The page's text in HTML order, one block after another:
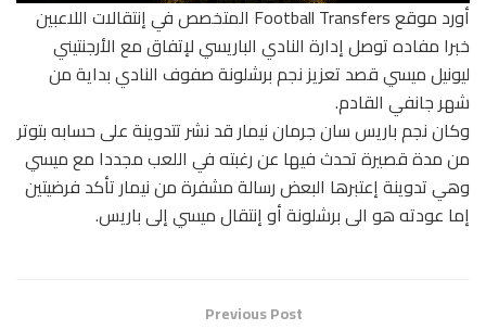
أورد موقع Football Transfers المتخصص في إنتقالات اللاعبين
خبرا مفاده توصل إدارة النادي الباريسي لإتفاق مع الأرجنتيني
ليونيل ميسي قصد تعزيز نجم برشلونة صفوف النادي بداية من
شهر جانفي القادم.
وكان نجم باريس سان جرمان نيمار قد نشر تتدوينة على حسابه بتوتر
من مدة قصيرة تحدث فيها عن رغبته في اللعب مجددا مع ميسي
وهي تدوينة إعتبرها البعض رسالة مشفرة من نيمار تأكد فرضيتين
إما عودته هو الى برشلونة أو إنتقال ميسي إلى باريس.
Previous Post